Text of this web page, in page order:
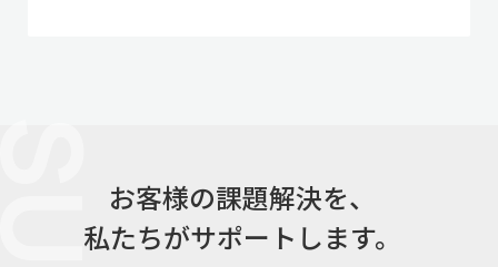
お客様の課題解決を、
私たちがサポートします。